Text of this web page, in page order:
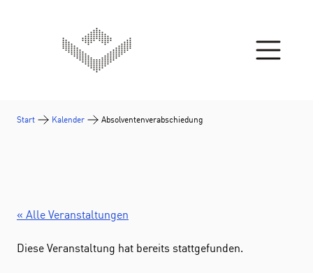
Start Kalender Absolventenverabschiedung
« Alle Veranstaltungen
Diese Veranstaltung hat bereits stattgefunden.